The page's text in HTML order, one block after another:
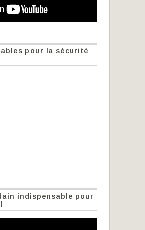
pour la sécurité
indispensable pour